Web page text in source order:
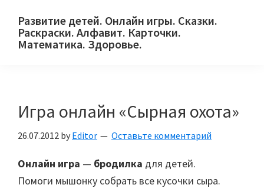
primary
main
primary
Развитие детей. Онлайн игры. Сказки.
Раскраски. Алфавит. Карточки.
Математика. Здоровье.
и
родителей.
Игра онлайн «Сырная охота»
26.07.2012 by Editor Оставьте комментарий
Онлайн игра — бродилка для детей.
Помоги мышонку собрать все кусочки сыра.